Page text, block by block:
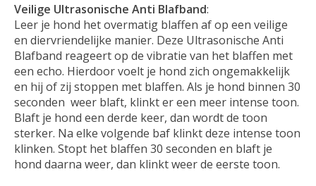
Veilige Ultrasonische Anti Blafband:
Leer je hond het overmatig blaffen af op een veilige
en diervriendelijke manier. Deze Ultrasonische Anti
Blafband reageert op de vibratie van het blaffen met
een echo. Hierdoor voelt je hond zich ongemakkelijk
en hij of zij stoppen met blaffen. Als je hond binnen 30
seconden weer blaft, klinkt er een meer intense toon.
Blaft je hond een derde keer, dan wordt de toon
sterker. Na elke volgende baf klinkt deze intense toon
klinken. Stopt het blaffen 30 seconden en blaft je
hond daarna weer, dan klinkt weer de eerste toon.